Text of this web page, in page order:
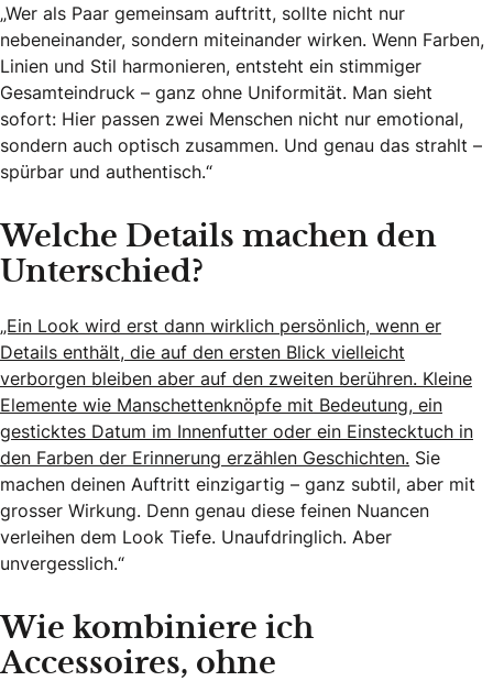
„Wer als Paar gemeinsam auftritt, sollte nicht nur
nebeneinander, sondern miteinander wirken. Wenn Farben,
Linien und Stil harmonieren, entsteht ein stimmiger
Gesamteindruck – ganz ohne Uniformität. Man sieht
sofort: Hier passen zwei Menschen nicht nur emotional,
sondern auch optisch zusammen. Und genau das strahlt –
spürbar und authentisch.“
Welche Details machen den
Unterschied?
„Ein Look wird erst dann wirklich persönlich, wenn er
Details enthält, die auf den ersten Blick vielleicht
verborgen bleiben aber auf den zweiten berühren. Kleine
Elemente wie Manschettenknöpfe mit Bedeutung, ein
gesticktes Datum im Innenfutter oder ein Einstecktuch in
den Farben der Erinnerung erzählen Geschichten. Sie
machen deinen Auftritt einzigartig – ganz subtil, aber mit
grosser Wirkung. Denn genau diese feinen Nuancen
verleihen dem Look Tiefe. Unaufdringlich. Aber
unvergesslich.“
Wie kombiniere ich
Accessoires, ohne